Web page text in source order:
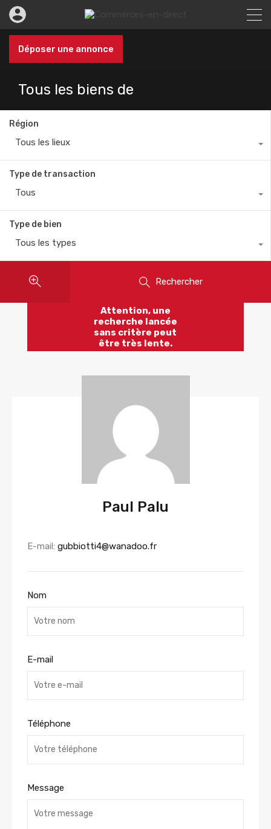
Déposer une annonce
Tous les biens de
Région
Tous les lieux
Type de transaction
Tous
Type de bien
Tous les types
Rechercher
Attention, une
recherche lancée
sans critère peut
être très lente.
Paul Palu
E-mail: gubbiotti4@wanadoo.fr
Nom
E-mail
Téléphone
Message